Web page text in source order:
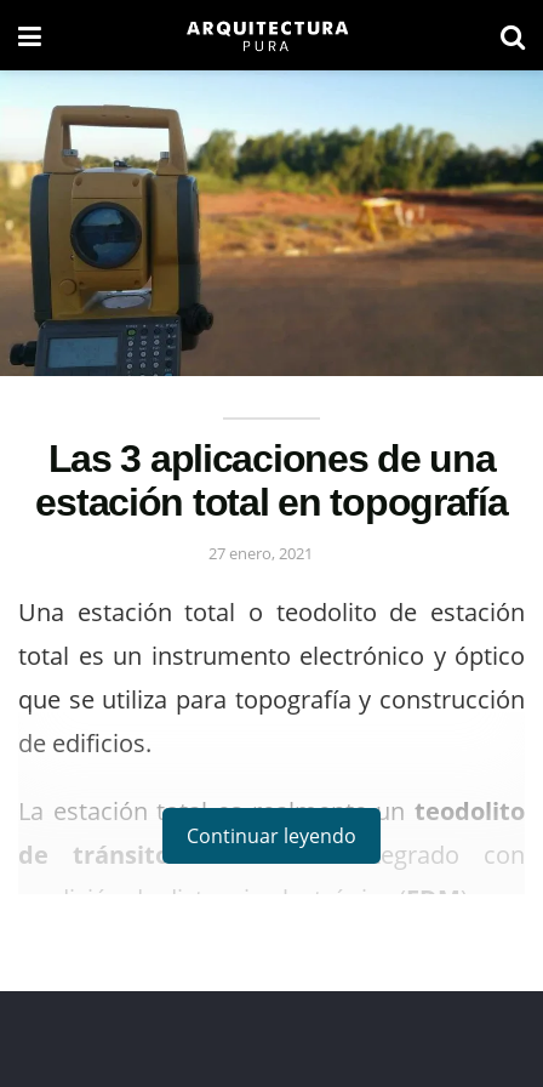
Las 3 aplicaciones de una
estación total en topografía
27 enero, 2021
Una estación total o teodolito de estación
total es un instrumento electrónico y óptico
que se utiliza para topografía y construcción
de edificios.
La estación total es realmente un teodolito
de tránsito electrónicointegrado con
medición de distancia electrónica (EDM) para
Continuar leyendo